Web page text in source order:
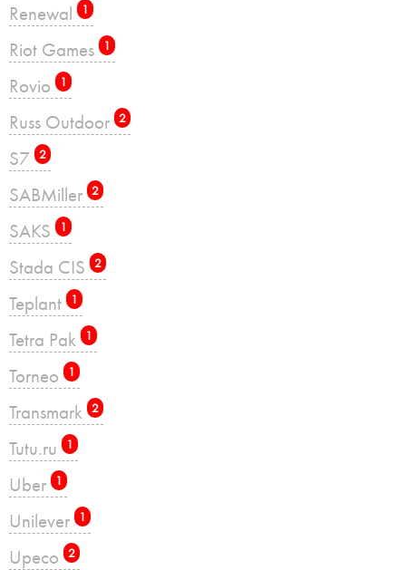
Renewal 1
Riot Games 1
Rovio 1
Russ Outdoor 2
S7 2
SABMiller 2
SAKS 1
Stada CIS 2
Teplant 1
Tetra Pak 1
Torneo 1
Transmark 2
Tutu.ru 1
Uber 1
Unilever 1
Upeco 2